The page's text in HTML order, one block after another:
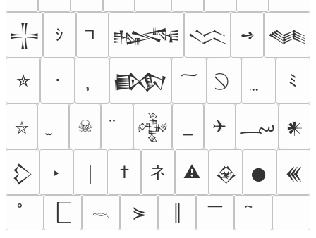
𒋲 ｼ 𒈙 𒈱 ➺ 𒈝
✮ ･ 𒁃 ﾐ
⛥ ☠ 𒅒 ✈ ؄ 𒀭
𒁷 ‣ † ネ ⚠ 𒊲 𒊹 𒌍
𓎖 ⋟ ￣